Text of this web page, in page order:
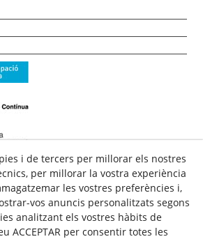
i de tercers per millorar els nostres
per millorar la vostra experiència
les vostres preferències i,
vos anuncis personalitzats segons
analitzant els vostres hàbits de
ACCEPTAR per consentir totes les